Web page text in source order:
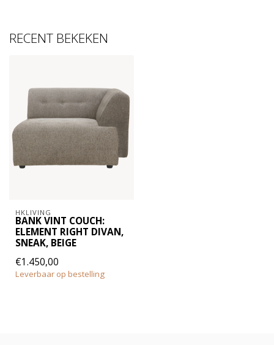
RECENT BEKEKEN
HKLIVING
BANK VINT COUCH:
ELEMENT RIGHT DIVAN,
SNEAK, BEIGE
€1.450,00
Leverbaar op bestelling